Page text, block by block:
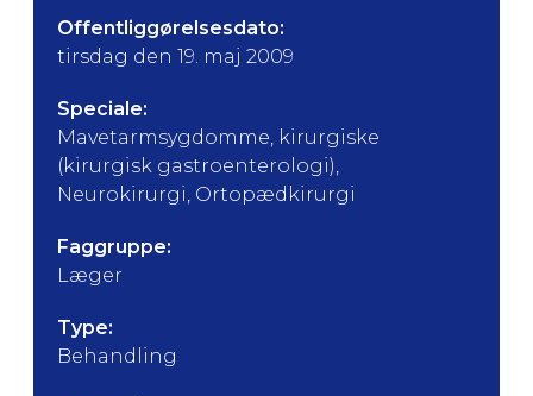
Offentliggørelsesdato:
tirsdag den 19. maj 2009
Speciale:
Mavetarmsygdomme, kirurgiske
(kirurgisk gastroenterologi),
Neurokirurgi, Ortopædkirurgi
Faggruppe:
Læger
Type:
Behandling